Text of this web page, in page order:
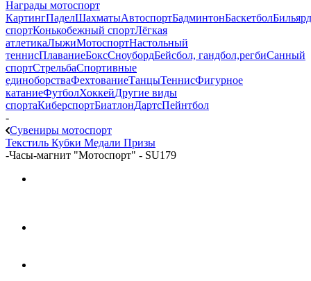
Награды мотоспорт
КартингПаделШахматыАвтоспортБадминтонБаскетболБильярд
спортКонькобежный спортЛёгкая
атлетикаЛыжиМотоспортНастольный
теннисПлаваниеБоксСноубордБейсбол, гандбол,регбиСанный
спортСтрельбаСпортивные
единоборстваФехтованиеТанцыТеннисФигурное
катаниеФутболХоккейДругие виды
спортаКиберспортБиатлонДартсПейнтбол
-
Сувениры мотоспорт
Текстиль Кубки Медали Призы
-Часы-магнит "Мотоспорт" - SU179